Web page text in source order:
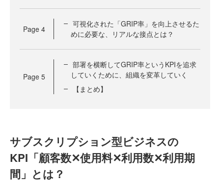
Page 4
可視化された「GRIP率」を向上させるた
めに必要な、リアルな接点とは？
Page 5
部署を横断してGRIP率というKPIを追求
していくために、組織を変革していく
【まとめ】
サブスクリプション型ビジネスの
KPI「顧客数✕使用料✕利用数✕利用期
間」とは？